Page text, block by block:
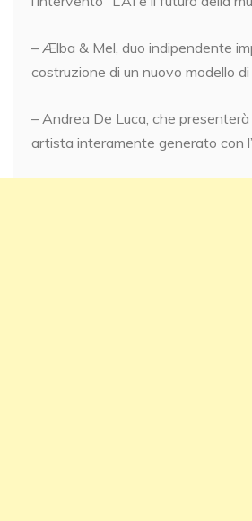
– Ælba & Mel, duo indipendente
costruzione di un nuovo modello
– Andrea De Luca, che
artista interamente generato con